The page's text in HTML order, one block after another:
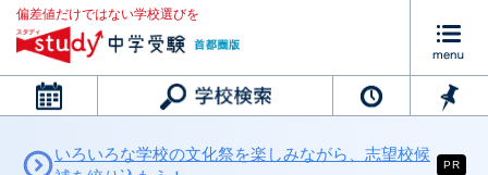
偏差値だけではない学校選びを
カレンダー
いろいろな学校の文化祭を楽しみながら、志望校候
PR